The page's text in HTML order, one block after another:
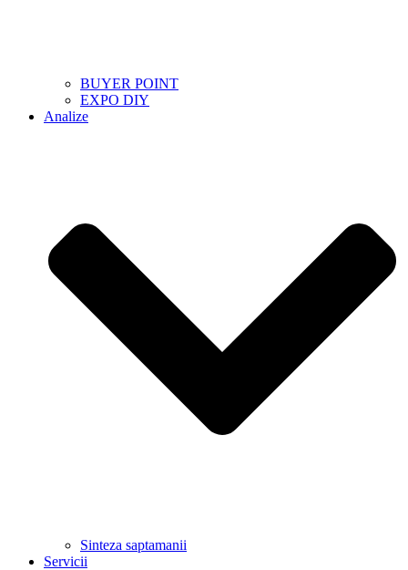
BUYER POINT
EXPO DIY
Analize
Sinteza saptamanii
Servicii